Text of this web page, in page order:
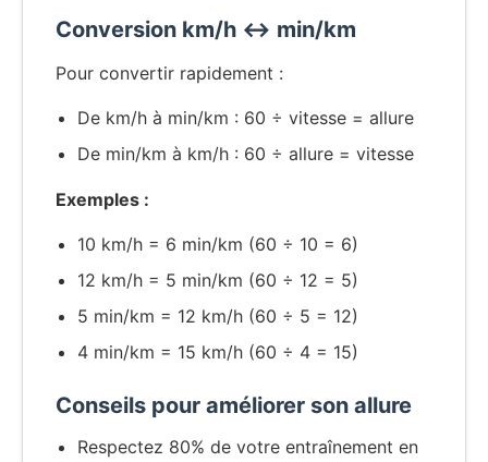
Conversion km/h ↔ min/km
Pour convertir rapidement :
De km/h à min/km : 60 ÷ vitesse = allure
De min/km à km/h : 60 ÷ allure = vitesse
Exemples :
10 km/h = 6 min/km (60 ÷ 10 = 6)
12 km/h = 5 min/km (60 ÷ 12 = 5)
5 min/km = 12 km/h (60 ÷ 5 = 12)
4 min/km = 15 km/h (60 ÷ 4 = 15)
Conseils pour améliorer son allure
Respectez 80% de votre entraînement en